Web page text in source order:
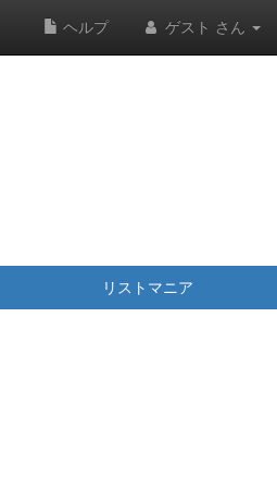
ヘルプ ゲスト さん
リストマニア